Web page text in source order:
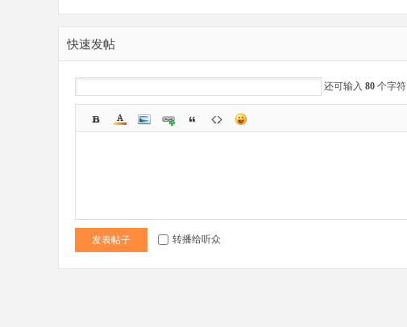
快速发帖
还可输入 80 个字符
发表帖子 转播给听众